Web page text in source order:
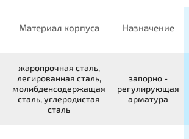
Материал корпуса Назначение
жаропрочная сталь,
легированная сталь,
молибденсодержащая
сталь, углеродистая
сталь
запорно -
регулирующая
арматура